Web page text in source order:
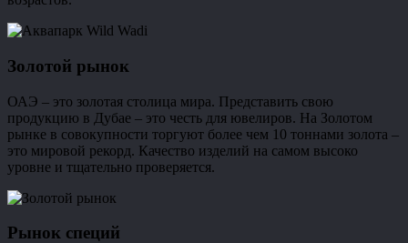
Золотой рынок
ОАЭ – это золотая столица мира. Представить свою
продукцию в Дубае – это честь для ювелиров. На Золотом
рынке в совокупности торгуют более чем 10 тоннами золота –
это мировой рекорд. Качество изделий на самом высоко
уровне и тщательно проверяется.
Рынок специй